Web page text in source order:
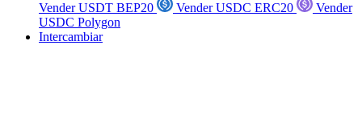
Vender USDT BEP20
Vender USDC ERC20
Vender
USDC Polygon
Intercambiar